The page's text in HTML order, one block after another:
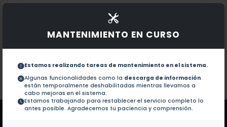
MANTENIMIENTO EN CURSO
Estamos realizando tareas de mantenimiento en el sistema.
Algunas funcionalidades como la descarga de información
están temporalmente deshabilitadas mientras llevamos a
cabo mejoras en el sistema.
Estamos trabajando para restablecer el servicio completo lo
antes posible. Agradecemos tu paciencia y comprensión.
Documentos en revistas:
1.-
Comparison of the H2O, HDO and dD
Colaboraciones en Tesis:
No hay tesis de este autor.
Patentes:
No hay patentes de este autor.